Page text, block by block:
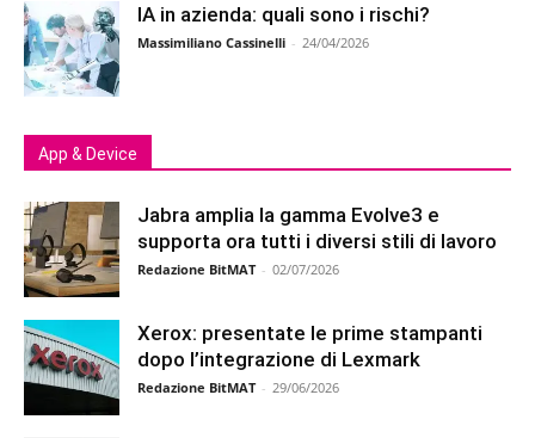
IA in azienda: quali sono i rischi?
Massimiliano Cassinelli - 24/04/2026
App & Device
Jabra amplia la gamma Evolve3 e
supporta ora tutti i diversi stili di lavoro
Redazione BitMAT - 02/07/2026
Xerox: presentate le prime stampanti
dopo l’integrazione di Lexmark
Redazione BitMAT - 29/06/2026